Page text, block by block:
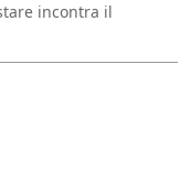
incontra il